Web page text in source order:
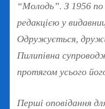
“Молодь”. З 1956 по
редакцією у
Одружується,
Пилипівна
протягом усього
Перші оповідання